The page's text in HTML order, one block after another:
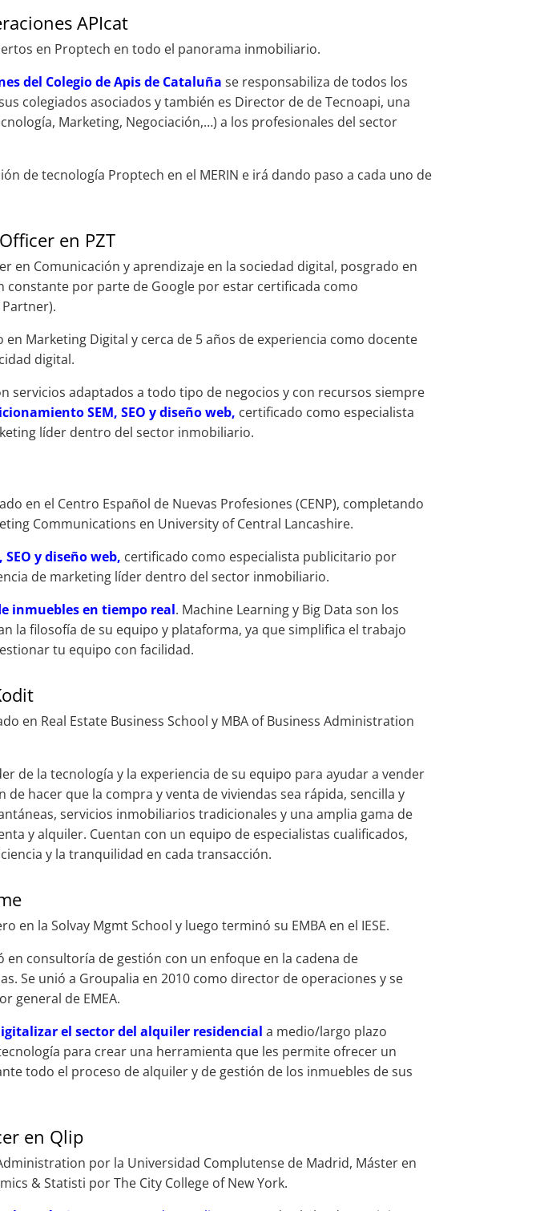
APIcat
en Proptech en todo el panorama inmobiliario.
del Colegio de Apis de Cataluña se responsabiliza de todos los
colegiados asociados y también es Director de de Tecnoapi, una
Marketing, Negociación,…) a los profesionales del sector
de tecnología Proptech en el MERIN e irá dando paso a cada uno de
en PZT
en Comunicación y aprendizaje en la sociedad digital, posgrado en
constante por parte de Google por estar certificada como
en Marketing Digital y cerca de 5 años de experiencia como docente
digital.
servicios adaptados a todo tipo de negocios y con recursos siempre
SEM, SEO y diseño web, certificado como especialista
líder dentro del sector inmobiliario.
en el Centro Español de Nuevas Profesiones (CENP), completando
Communications en University of Central Lancashire.
y diseño web, certificado como especialista publicitario por
de marketing líder dentro del sector inmobiliario.
inmuebles en tiempo real. Machine Learning y Big Data son los
la filosofía de su equipo y plataforma, ya que simplifica el trabajo
tu equipo con facilidad.
en Real Estate Business School y MBA of Business Administration
de la tecnología y la experiencia de su equipo para ayudar a vender
hacer que la compra y venta de viviendas sea rápida, sencilla y
servicios inmobiliarios tradicionales y una amplia gama de
y alquiler. Cuentan con un equipo de especialistas cualificados,
y la tranquilidad en cada transacción.
en la Solvay Mgmt School y luego terminó su EMBA en el IESE.
consultoría de gestión con un enfoque en la cadena de
Se unió a Groupalia en 2010 como director de operaciones y se
general de EMEA.
el sector del alquiler residencial a medio/largo plazo
para crear una herramienta que les permite ofrecer un
todo el proceso de alquiler y de gestión de los inmuebles de sus
en Qlip
por la Universidad Complutense de Madrid, Máster en
& Statisti por The City College of New York.